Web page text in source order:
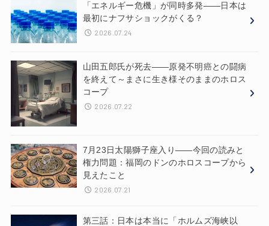
「エネルギー危機」が同時多発——日本は
最初にナフサショックがくる？
2026.07.24
山田五郎氏が死去——原発不明癌との闘病
を終えて～まさに生き様そのままのホロス
コープ
2026.07.22
7月23日太陽獅子座入り——今回の読みと
権力問題：福岡のドンのホロスコープから
見えたこと
2026.07.21
第三話：日本は本当に「ホルムズ海峡以